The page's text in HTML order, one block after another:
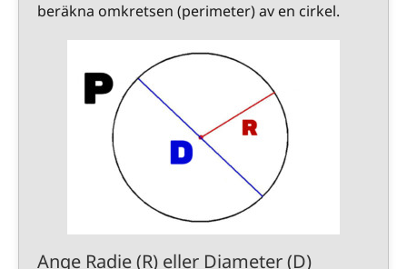
beräkna omkretsen (perimeter) av en cirkel.
Ange Radie (R) eller Diameter (D)